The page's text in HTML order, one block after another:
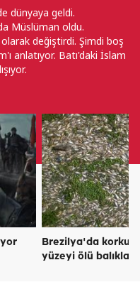
dünyaya geldi.
Müslüman oldu.
değiştirdi. Şimdi boş
anlatıyor. Batı'daki İslam
Brezilya'da
yüzeyi ölü